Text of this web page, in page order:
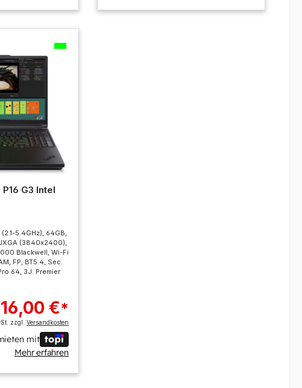
G3 Intel
5.4GHz), 64GB,
(3840x2400),
Blackwell, Wi-Fi
FP, BT5.4, Sec.
64, 3J. Premier
€*
zzgl. Versandkosten
mit
Mehr erfahren